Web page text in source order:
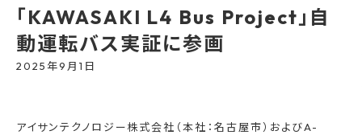
「KAWASAKI L4 Bus Project」自
動運転バス実証に参画
2025年9月1日
アイサンテクノロジー株式会社（本社：名古屋市）およびA-